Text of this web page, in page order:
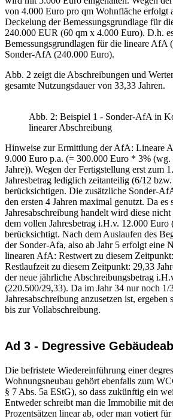
von 4.000 Euro pro qm Wohnfläche erfolgt
Deckelung der Bemessungsgrundlage für
240.000 EUR (60 qm x 4.000 Euro). D.h.
Bemessungsgrundlagen für die lineare AfA
Sonder-AfA (240.000 Euro).
Abb. 2 zeigt die Abschreibungen und
gesamte Nutzungsdauer von 33,33 Jahren.
Abb. 2: Beispiel 1 - Sonder-AfA in
linearer Abschreibung
Hinweise zur Ermittlung der AfA: Lineare
9.000 Euro p.a. (= 300.000 Euro * 3% (wg.
Jahre)). Wegen der Fertigstellung erst zum
Jahresbetrag lediglich zeitanteilig (6/12
berücksichtigen. Die zusätzliche Sonder-
den ersten 4 Jahren maximal genutzt. Da es
Jahresabschreibung handelt wird diese
dem vollen Jahresbetrag i.H.v. 12.000
berücksichtigt. Nach dem Auslaufen des
der Sonder-Afa, also ab Jahr 5 erfolgt eine
linearen AfA: Restwert zu diesem
Restlaufzeit zu diesem Zeitpunkt: 29,33
der neue jährliche Abschreibungsbetrag
(220.500/29,33). Da im Jahr 34 nur noch 1/
Jahresabschreibung anzusetzen ist,
bis zur Vollabschreibung.
Ad 3 - Degressive
Die befristete Wiedereinführung einer
Wohnungsneubau gehört ebenfalls zum
§ 7 Abs. 5a EStG), so dass zukünftig ein
Entweder schreibt man die Immobilie mit
Prozentsätzen linear ab, oder man votiert